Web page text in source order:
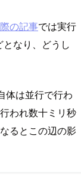
の記事では実行
なり、どうし
体は並行で行わ
われ数十ミリ秒
るとこの辺の影